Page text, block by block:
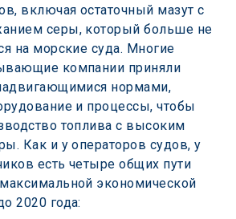
включая остаточный мазут с
серы, который больше не
на морские суда. Многие
компании приняли
нормами,
и процессы, чтобы
топлива с высоким
Как и у операторов судов, у
есть четыре общих пути
экономической
2020 года: